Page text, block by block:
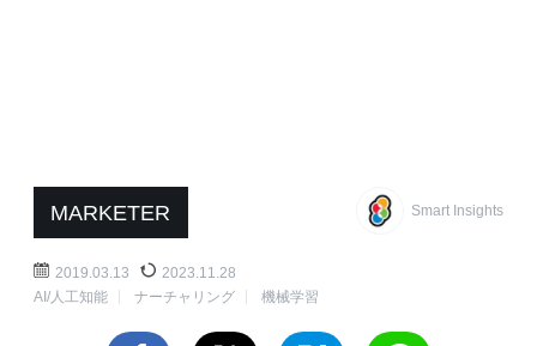
MARKETER Smart Insights
2019.03.13
2023.11.28
AI/人工知能
ナーチャリング 機械学習